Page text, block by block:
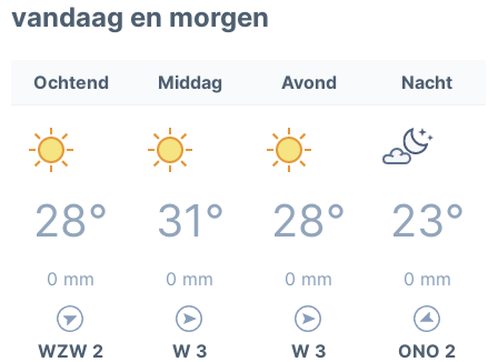
vandaag en morgen
Ochtend Middag Avond Nacht
28° 31° 28° 23°
0 mm 0 mm 0 mm 0 mm
WZW 2 W 3 W 3 ONO 2